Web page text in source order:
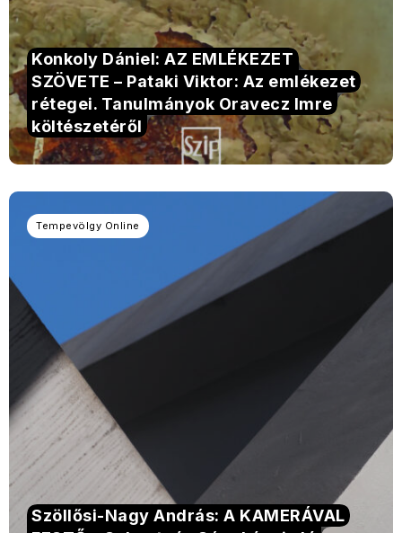
Konkoly Dániel: AZ EMLÉKEZET
SZÖVETE – Pataki Viktor: Az emlékezet
rétegei. Tanulmányok Oravecz Imre
költészetéről
Tempevölgy Online
Szöllősi-Nagy András: A KAMERÁVAL